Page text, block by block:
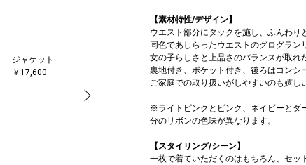
ジャケット
￥17,600
カチューシャ
￥2,420
【素材特性/デザイン】
ウエスト部分にタックを施し、ふんわり
同色であしらったウエストのグログラン
女の子らしさと上品さのバランスが取れ
裏地付き、ポケット付き、後ろはコンシ
ご家庭での取り扱いがしやすいのも嬉し
※ライトピンクとピンク、ネイビーとダ
分のリボンの色味が異なります。
【スタイリング/シーン】
一枚で着ていただくのはもちろん、セッ